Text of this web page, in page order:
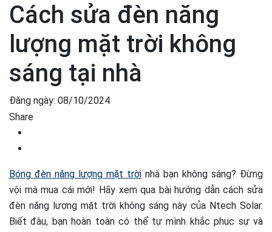
Cách sửa đèn năng
lượng mặt trời không
sáng tại nhà
Đăng ngày: 08/10/2024
Share
Bóng đèn năng lượng mặt trời nhà bạn không sáng? Đừng
vội mà mua cái mới! Hãy xem qua bài hướng dẫn cách sửa
đèn năng lượng mặt trời không sáng này của Ntech Solar.
Biết đâu, bạn hoàn toàn có thể tự mình khắc phục sự và